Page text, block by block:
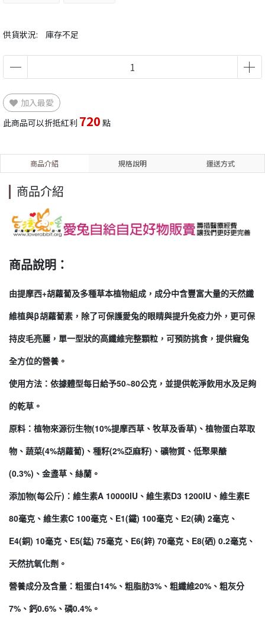
供貨狀況: 庫存不足
加入最愛
此商品可以折抵紅利 720 點
商品介紹 規格說明 運送方式
商品介紹
商品說明：
由提摩西+胡蘿蔔及多種草本植物組成，成分中含豐富大量的天然纖
維植與β胡蘿蔔素，除了可保護愛兔的眼睛與提升免疫力外，更可保
持皮毛亮麗，單一型狀的高纖維完整顆粒，可預防挑食，提供寵兔
全方位的營養。
使用方法：依據體型每日給予50~80公克，並提供乾淨飲用水及足夠
的乾草。
原料：植物來源衍生物(10%提摩西草、牧草及香草)、植物蛋白萃取
物、蔬菜(4%胡蘿蔔)、種籽(2%亞麻籽)、礦物質、低聚果醣
(0.3%)、金盞草、絲蘭。
添加物(每公斤)：維生素A 10000IU、維生素D3 1200IU、維生素E
80毫克、維生素C 100毫克、E1(鐵) 100毫克、E2(碘) 2毫克、
E4(銅) 10毫克、E5(錳) 75毫克、E6(鋅) 70毫克、E8(硒) 0.2毫克、
天然抗氧化劑。
營養成分及含量：粗蛋白14%、粗脂肪3%、粗纖維20%、粗灰分
7%、鈣0.6%、磷0.4%。